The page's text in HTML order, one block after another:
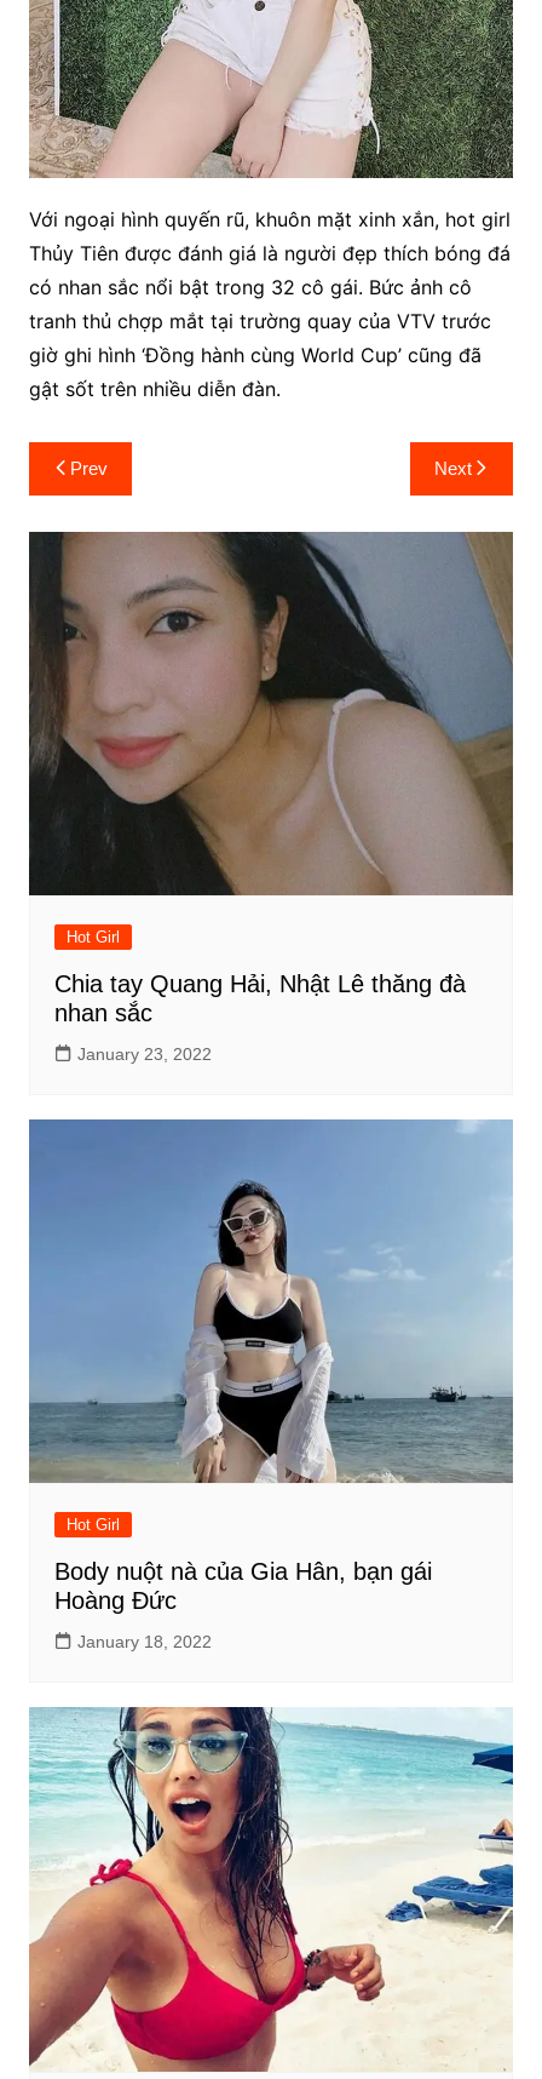
Với ngoại hình quyến rũ, khuôn mặt xinh xắn, hot girl
Thủy Tiên được đánh giá là người đẹp thích bóng đá
có nhan sắc nổi bật trong 32 cô gái. Bức ảnh cô
tranh thủ chợp mắt tại trường quay của VTV trước
giờ ghi hình ‘Đồng hành cùng World Cup’ cũng đã
gật sốt trên nhiều diễn đàn.
Post
navigation
Prev Next
Hot Girl
Chia tay Quang Hải, Nhật Lê thăng đà
nhan sắc
January 23, 2022
Hot Girl
Body nuột nà của Gia Hân, bạn gái
Hoàng Đức
January 18, 2022